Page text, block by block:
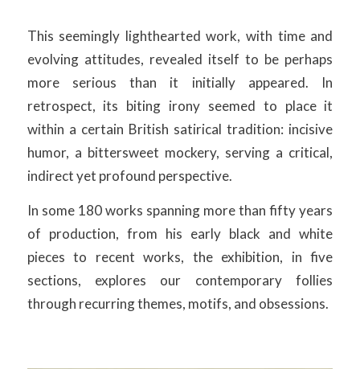
This seemingly lighthearted work, with time and
evolving attitudes, revealed itself to be perhaps
more serious than it initially appeared. In
retrospect, its biting irony seemed to place it
within a certain British satirical tradition: incisive
humor, a bittersweet mockery, serving a critical,
indirect yet profound perspective.
In some 180 works spanning more than fifty years
of production, from his early black and white
pieces to recent works, the exhibition, in five
sections, explores our contemporary follies
through recurring themes, motifs, and obsessions.